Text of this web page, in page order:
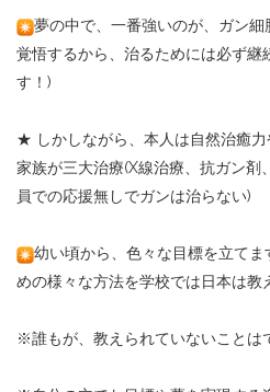
夢の中で、一番強いのが、ガン細
覚悟するから、治るためには必ず継
す！ )
★ しかしながら、本人は自然治癒
家族が三大治療(X線治療、抗ガン剤
員での応援無しでガンは治らない)
幼い頃から、色々な目標を立て
めの様々な方法を学校では日本は教
※誰もが、教えられていないことは